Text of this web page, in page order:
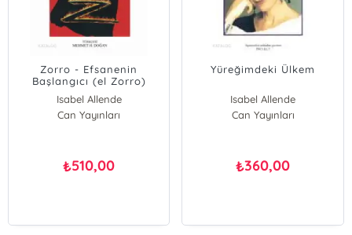
Zorro - Efsanenin
Başlangıcı (el Zorro)
Isabel Allende
Can Yayınları
₺510,00
Yüreğimdeki Ülkem
Isabel Allende
Can Yayınları
₺360,00